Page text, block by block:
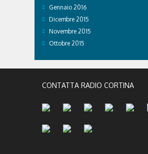
Gennaio 2016
Dicembre 2015
Novembre 2015
Ottobre 2015
CONTATTA RADIO CORTINA